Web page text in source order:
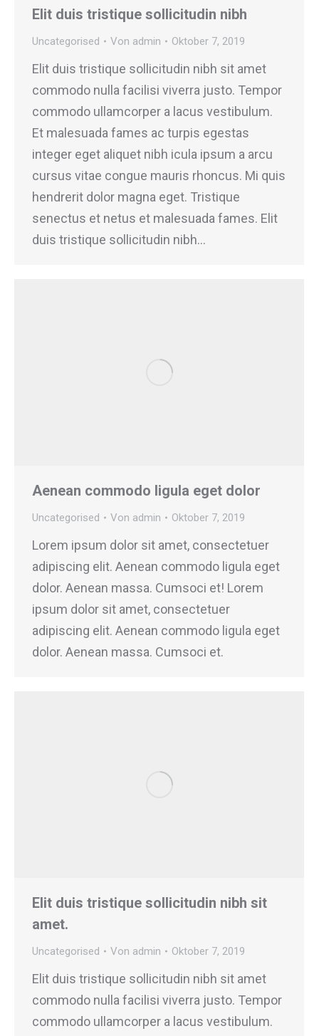
Elit duis tristique sollicitudin nibh
Uncategorised Von admin Oktober 7, 2019
Elit duis tristique sollicitudin nibh sit amet
commodo nulla facilisi viverra justo. Tempor
commodo ullamcorper a lacus vestibulum.
Et malesuada fames ac turpis egestas
integer eget aliquet nibh icula ipsum a arcu
cursus vitae congue mauris rhoncus. Mi quis
hendrerit dolor magna eget. Tristique
senectus et netus et malesuada fames. Elit
duis tristique sollicitudin nibh…
Aenean commodo ligula eget dolor
Uncategorised Von admin Oktober 7, 2019
Lorem ipsum dolor sit amet, consectetuer
adipiscing elit. Aenean commodo ligula eget
dolor. Aenean massa. Cumsoci et! Lorem
ipsum dolor sit amet, consectetuer
adipiscing elit. Aenean commodo ligula eget
dolor. Aenean massa. Cumsoci et.
Elit duis tristique sollicitudin nibh sit
amet.
Uncategorised Von admin Oktober 7, 2019
Elit duis tristique sollicitudin nibh sit amet
commodo nulla facilisi viverra justo. Tempor
commodo ullamcorper a lacus vestibulum.